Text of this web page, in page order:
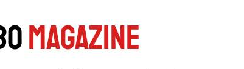
Magazine